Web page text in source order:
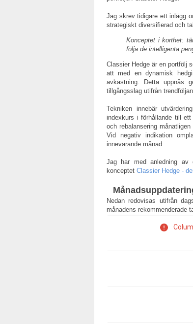
Jag skrev tidigare ett inlägg
strategiskt diversifierad och
Konceptet i korthet:
följa de intelligenta
Classier Hedge är en portfölj
att med en dynamisk
avkastning. Detta uppnås
tillgångsslag utifrån
Tekniken innebär
indexkurs i förhållande till
och rebalansering
Vid negativ indikation
innevarande månad.
Jag har med anledning av
konceptet Classier Hedge -
Nedan redovisas utifrån
månadens rekommenderade